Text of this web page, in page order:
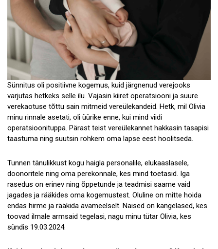
Sünnitus oli positiivne kogemus, kuid järgnenud verejooks
varjutas hetkeks selle ilu. Vajasin kiiret operatsiooni ja suure
verekaotuse tõttu sain mitmeid vereülekandeid. Hetk, mil Olivia
minu rinnale asetati, oli üürike enne, kui mind viidi
operatsioonituppa. Pärast teist vereülekannet hakkasin tasapisi
taastuma ning suutsin rohkem oma lapse eest hoolitseda.
Tunnen tänulikkust kogu haigla personalile, elukaaslasele,
doonoritele ning oma perekonnale, kes mind toetasid. Iga
rasedus on erinev ning õppetunde ja teadmisi saame vaid
jagades ja rääkides oma kogemustest. Oluline on mitte hoida
endas hirme ja rääkida avameelselt. Naised on kangelased, kes
toovad ilmale armsaid tegelasi, nagu minu tütar Olivia, kes
sündis 19.03.2024.